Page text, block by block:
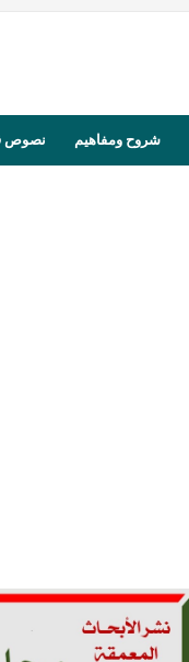
شروح ومفاهيم نصوص